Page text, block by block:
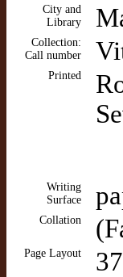
City and
Library
Collection:
Call number
Printed
Writing
Surface
Collation
Page Layout